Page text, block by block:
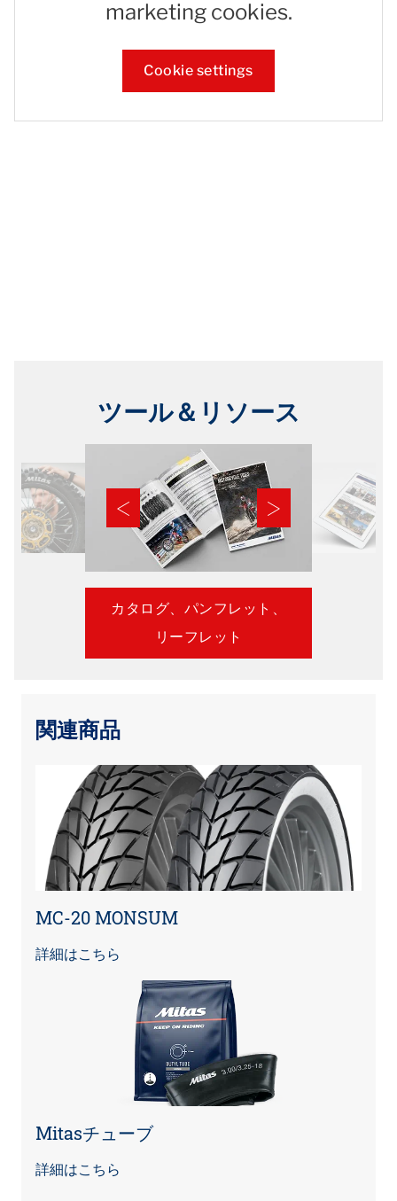
marketing cookies.
Cookie settings
ツール＆リソース
カタログ、パンフレット、
リーフレット
関連商品
MC-20 MONSUM
詳細はこちら
Mitasチューブ
詳細はこちら